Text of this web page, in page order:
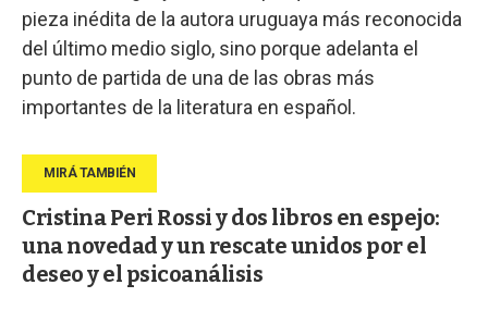
pieza inédita de la autora uruguaya más reconocida
del último medio siglo, sino porque adelanta el
punto de partida de una de las obras más
importantes de la literatura en español.
Cristina Peri Rossi y dos libros en espejo:
una novedad y un rescate unidos por el
deseo y el psicoanálisis